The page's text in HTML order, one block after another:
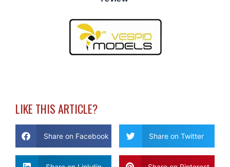
LIKE THIS ARTICLE?
Share on Facebook Share on Twitter